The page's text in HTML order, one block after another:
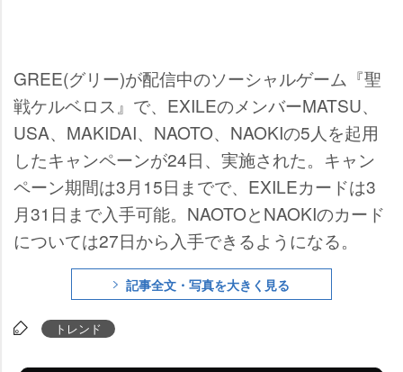
GREE(グリー)が配信中のソーシャルゲーム『聖
戦ケルベロス』で、EXILEのメンバーMATSU、
USA、MAKIDAI、NAOTO、NAOKIの5人を起用
したキャンペーンが24日、実施された。キャン
ペーン期間は3月15日までで、EXILEカードは3
月31日まで入手可能。NAOTOとNAOKIのカード
については27日から入手できるようになる。
記事全文・写真を大きく見る
トレンド